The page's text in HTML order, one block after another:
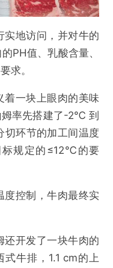
实地访问，并对牛的
PH值、乳酸含量、
求。
着一块上眼肉的美味
姆率先搭建了-2℃ 到
环节的加工间温度
规定的≤12℃的要
度控制，牛肉最终实
还开发了一块牛肉的
牛排，1.1 cm的上